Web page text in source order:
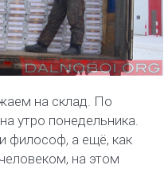
на склад. По
утро понедельника.
философ, а ещё, как
на этом